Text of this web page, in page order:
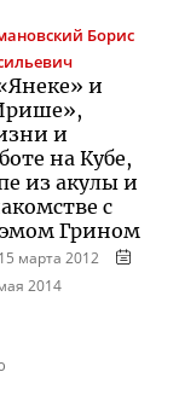
Борис
и
и
на Кубе,
из акулы и
с
Грином
15 марта 2012
2014